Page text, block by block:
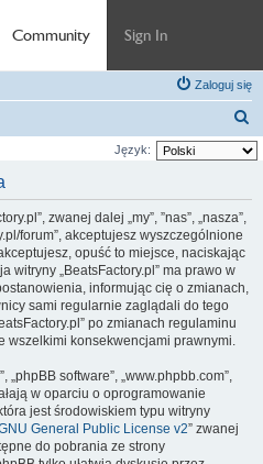
Community Sign In
Zaloguj się
z
Język:
zwanej dalej „my”, ”nas”, „nasza”,
forum”, akceptujesz wyszczególnione
opuść to miejsce, naciskając
witryny „BeatsFactory.pl” ma prawo w
informując cię o zmianach,
sami regularnie zaglądali do tego
po zmianach regulaminu
wszelkimi konsekwencjami prawnymi.
„phpBB software”, „www.phpbb.com”,
w oparciu o oprogramowanie
jest środowiskiem typu witryny
General Public License v2” zwanej
do pobrania ze strony